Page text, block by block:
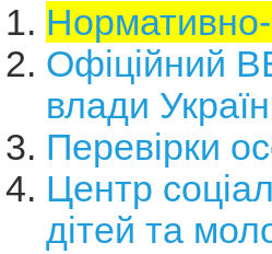
Офіційний
влади
Перевірки
Центр
дітей та